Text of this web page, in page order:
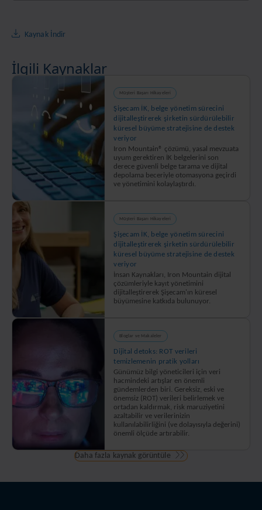
Kaynak İndir
İlgili Kaynaklar
Müşteri Başarı Hikayeleri
Şişecam İK, belge yönetim sürecini
dijitalleştirerek şirketin sürdürülebilir
küresel büyüme stratejisine de destek
veriyor
Iron Mountain® çözümü, yasal mevzuata
uyum gerektiren İK belgelerini son
derece güvenli belge tarama ve dijital
depolama beceriyle otomasyona geçirdi
ve yönetimini kolaylaştırdı.
Müşteri Başarı Hikayeleri
Şişecam İK, belge yönetim sürecini
dijitalleştirerek şirketin sürdürülebilir
küresel büyüme stratejisine de destek
veriyor
İnsan Kaynakları, Iron Mountain dijital
çözümleriyle kayıt yönetimini
dijitalleştirerek Şişecam'ın küresel
büyümesine katkıda bulunuyor.
Bloglar ve Makaleler
Dijital detoks: ROT verileri
temizlemenin pratik yolları
Günümüz bilgi yöneticileri için veri
hacmindeki artışlar en önemli
gündemlerden biri. Gereksiz, eski ve
önemsiz (ROT) verileri belirlemek ve
ortadan kaldırmak, risk maruziyetini
azaltabilir ve verilerinizin
kullanılabilirliğini (ve dolayısıyla değerini)
önemli ölçüde artırabilir.
Daha fazla kaynak görüntüle